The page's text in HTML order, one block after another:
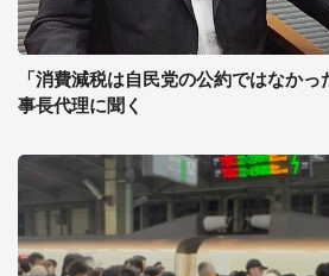
「消費減税は自民党の公約ではなか
事長代理に聞く